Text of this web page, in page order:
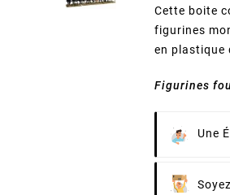
Cette boite
figurines
en plastique
Figurines
Une